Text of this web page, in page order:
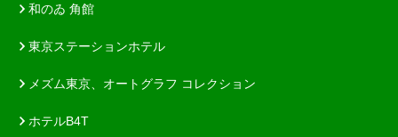
和のゐ 角館
東京ステーションホテル
メズム東京、オートグラフ コレクション
ホテルB4T